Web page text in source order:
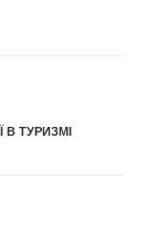
В ТУРИЗМІ